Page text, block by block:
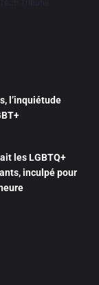
Tech Tribune
l’inquiétude
les LGBTQ+
inculpé pour